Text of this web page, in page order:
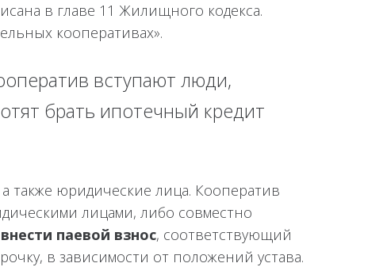
в главе 11 Жилищного кодекса.
кооперативах».
вступают люди,
брать ипотечный кредит
также юридические лица. Кооператив
лицами, либо совместно
внести паевой взнос, соответствующий
в зависимости от положений устава.